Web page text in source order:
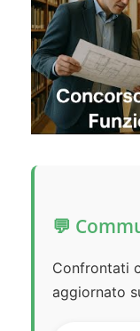
💬
Confrontati
aggiornato